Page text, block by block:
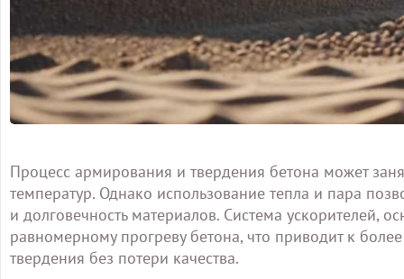
Процесс армирования и твердения бетона может
температур. Однако использование тепла и пара
и долговечность материалов. Система ускорителей,
равномерному прогреву бетона, что приводит к
твердения без потери качества.